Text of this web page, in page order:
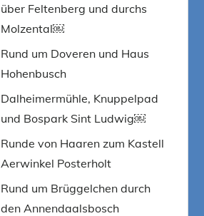
über Feltenberg und durchs
Molzental￼
Rund um Doveren und Haus
Hohenbusch
Dalheimermühle, Knuppelpad
und Bospark Sint Ludwig￼
Runde von Haaren zum Kastell
Aerwinkel Posterholt
Rund um Brüggelchen durch
den Annendaalsbosch